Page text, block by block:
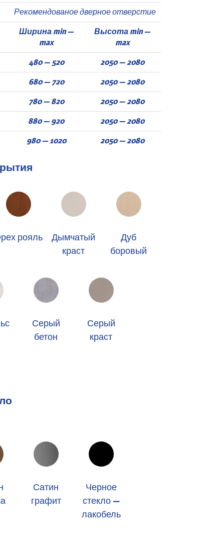
Рекомендованое дверное отверстие
Ширина min —
max
Высота min —
max
480 — 520 2050 — 2080
680 — 720 2050 — 2080
780 — 820 2050 — 2080
880 — 920 2050 — 2080
980 — 1020 2050 — 2080
рояль
Дымчатый
краст
Дуб
боровый
Серый
бетон
Серый
краст
Сатин
графит
Черное
стекло —
лакобель